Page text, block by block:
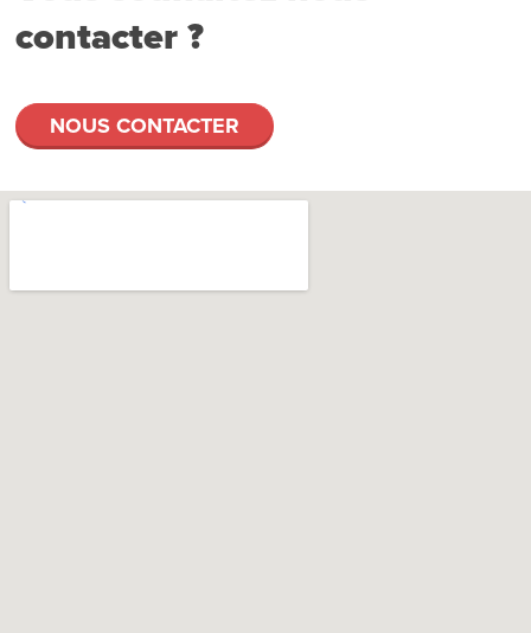
contacter ?
NOUS CONTACTER